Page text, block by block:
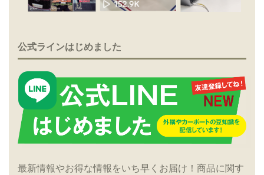
公式ラインはじめました
最新情報やお得な情報をいち早くお届け！商品に関す